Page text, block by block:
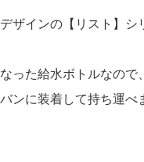
ザインの【リスト】シ
った給水ボトルなの
ンに装着して持ち運べ